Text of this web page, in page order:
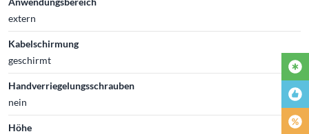
extern
Kabelschirmung
geschirmt
Handverriegelungsschrauben
nein
Höhe